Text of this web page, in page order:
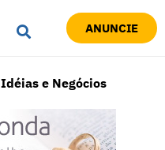
ANUNCIE
Idéias e Negócios